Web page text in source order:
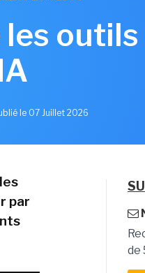
le 07 Juillet 2026
par
de